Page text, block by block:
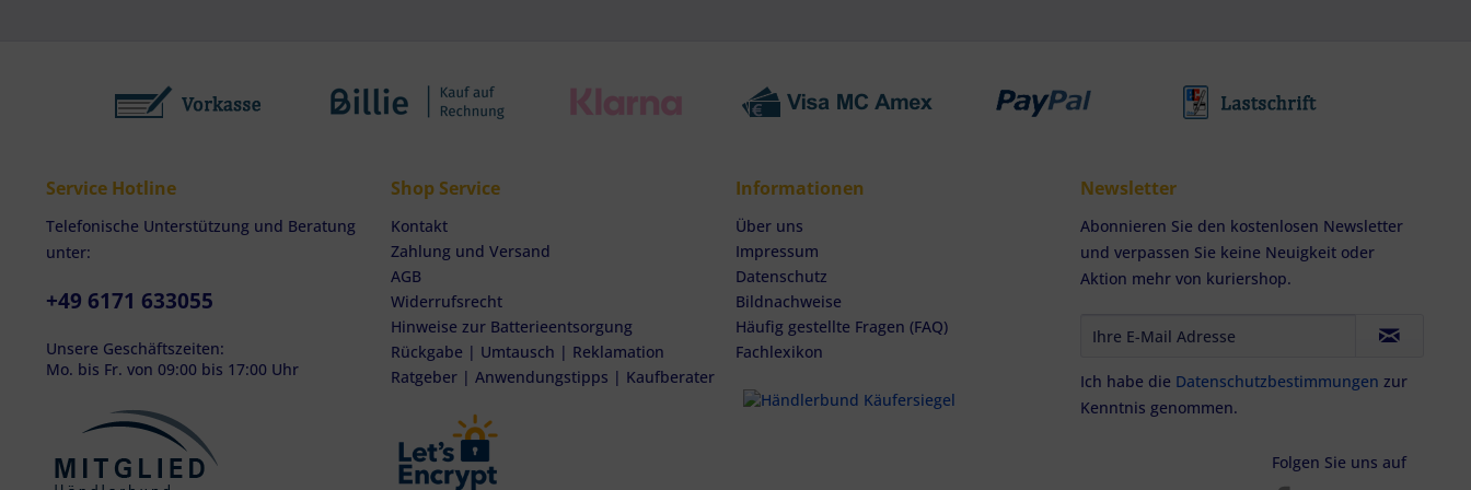
Service Hotline
Telefonische Unterstützung und Beratung
unter:
+49 6171 633055
Unsere Geschäftszeiten:
Mo. bis Fr. von 09:00 bis 17:00 Uhr
Shop Service
Kontakt
Zahlung und Versand
AGB
Widerrufsrecht
Hinweise zur Batterieentsorgung
Rückgabe | Umtausch | Reklamation
Ratgeber | Anwendungstipps | Kaufberater
Informationen
Über uns
Impressum
Datenschutz
Bildnachweise
Häufig gestellte Fragen (FAQ)
Fachlexikon
Newsletter
Abonnieren Sie den kostenlosen Newsletter
und verpassen Sie keine Neuigkeit oder
Aktion mehr von kuriershop.
Ich habe die Datenschutzbestimmungen zur
Kenntnis genommen.
Folgen Sie uns auf